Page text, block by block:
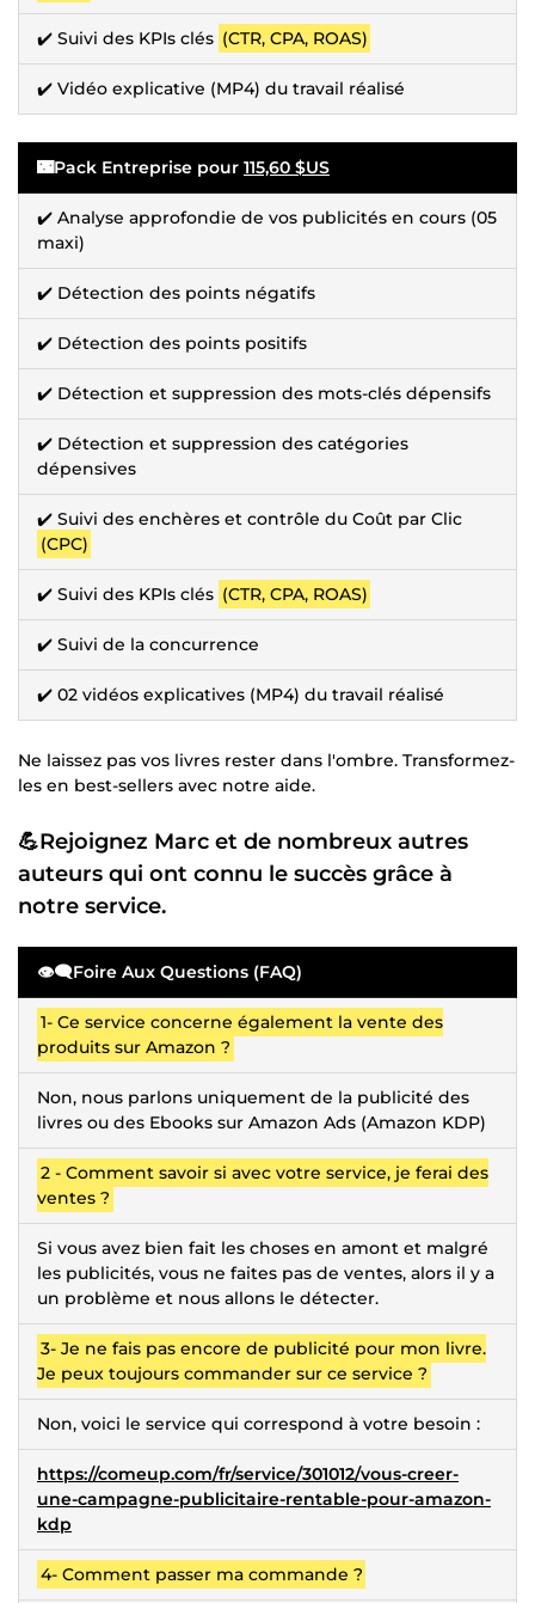
✔️ Suivi des KPIs clés (CTR, CPA, ROAS)
✔️ Vidéo explicative (MP4) du travail réalisé
🌃Pack Entreprise pour 115,60 $US
✔️ Analyse approfondie de vos publicités en cours (05
maxi)
✔️ Détection des points négatifs
✔️ Détection des points positifs
✔️ Détection et suppression des mots-clés dépensifs
✔️ Détection et suppression des catégories
dépensives
✔️ Suivi des enchères et contrôle du Coût par Clic
(CPC)
✔️ Suivi des KPIs clés (CTR, CPA, ROAS)
✔️ Suivi de la concurrence
✔️ 02 vidéos explicatives (MP4) du travail réalisé
Ne laissez pas vos livres rester dans l'ombre. Transformez-
les en best-sellers avec notre aide.
💪Rejoignez Marc et de nombreux autres
auteurs qui ont connu le succès grâce à
notre service.
👁️🗨️Foire Aux Questions (FAQ)
1- Ce service concerne également la vente des
produits sur Amazon ?
Non, nous parlons uniquement de la publicité des
livres ou des Ebooks sur Amazon Ads (Amazon KDP)
2 - Comment savoir si avec votre service, je ferai des
ventes ?
Si vous avez bien fait les choses en amont et malgré
les publicités, vous ne faites pas de ventes, alors il y a
un problème et nous allons le détecter.
3- Je ne fais pas encore de publicité pour mon livre.
Je peux toujours commander sur ce service ?
Non, voici le service qui correspond à votre besoin :
https://comeup.com/fr/service/301012/vous-creer-
une-campagne-publicitaire-rentable-pour-amazon-
kdp
4- Comment passer ma commande ?